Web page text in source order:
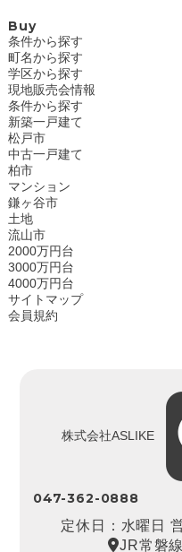
Buy
条件から探す
町名から探す
学区から探す
現地販売会情報
条件から探す
新築一戸建て
松戸市
中古一戸建て
柏市
マンション
鎌ヶ谷市
土地
流山市
2000万円台
3000万円台
4000万円台
サイトマップ
会員規約
株式会社ASLIKE
047-362-0888
定休日：水曜日
JR常磐